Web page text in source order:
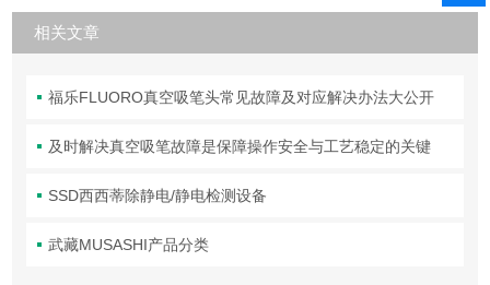
相关文章
福乐FLUORO真空吸笔头常见故障及对应解决办法大公开
及时解决真空吸笔故障是保障操作安全与工艺稳定的关键
SSD西西蒂除静电/静电检测设备
武藏MUSASHI产品分类